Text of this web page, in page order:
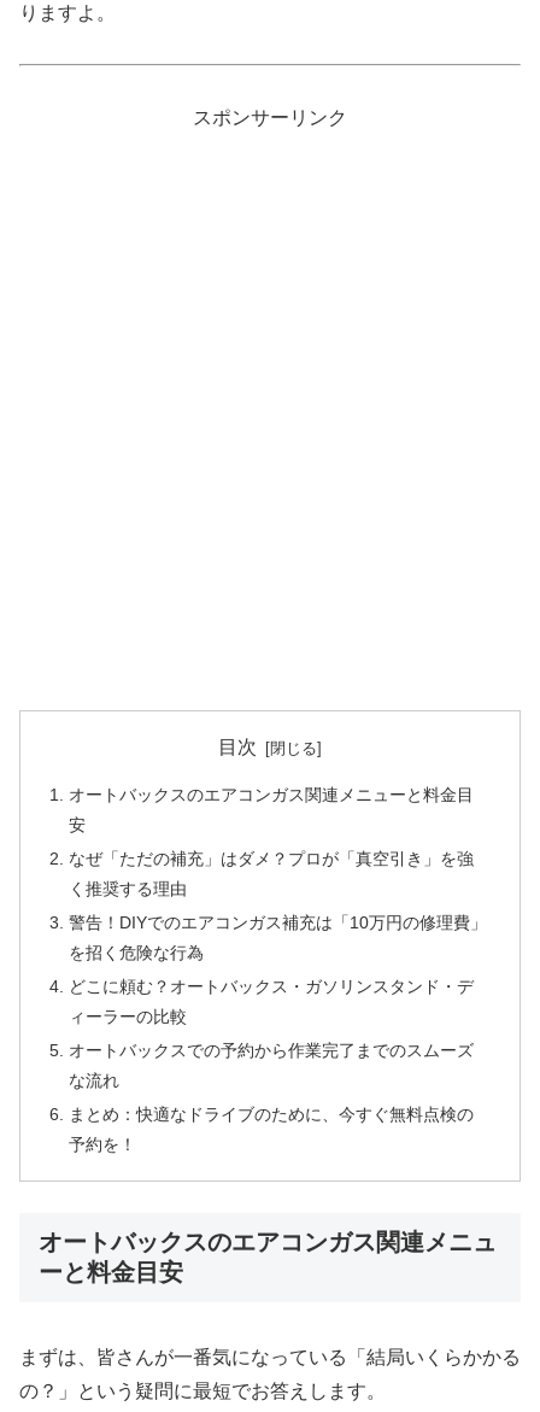
りますよ。
スポンサーリンク
目次
オートバックスのエアコンガス関連メニューと料金目
安
なぜ「ただの補充」はダメ？プロが「真空引き」を強
く推奨する理由
警告！DIYでのエアコンガス補充は「10万円の修理費」
を招く危険な行為
どこに頼む？オートバックス・ガソリンスタンド・デ
ィーラーの比較
オートバックスでの予約から作業完了までのスムーズ
な流れ
まとめ：快適なドライブのために、今すぐ無料点検の
予約を！
オートバックスのエアコンガス関連メニュ
ーと料金目安
まずは、皆さんが一番気になっている「結局いくらかかる
の？」という疑問に最短でお答えします。